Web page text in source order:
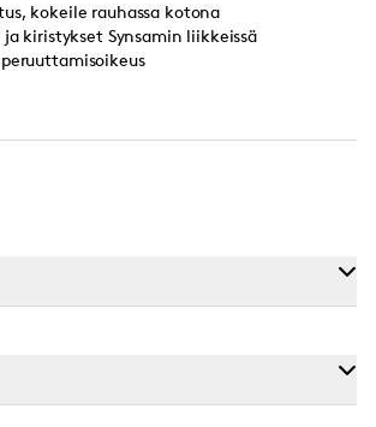
kokeile rauhassa kotona
kiristykset Synsamin liikkeissä